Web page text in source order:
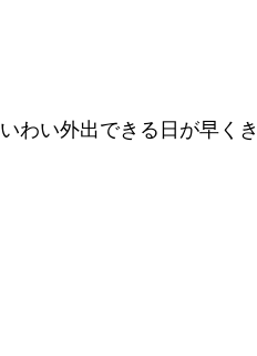
わい外出できる日が早く